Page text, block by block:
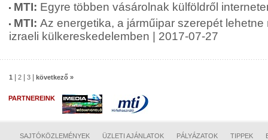
MTI: Egyre többen vásárolnak külföldről
MTI: Az energetika, a járműipar szerepét
izraeli külkereskedelemben | 2017-07-27
1 2 3 következő »
PARTNEREINK
SAJTÓKÖZLEMÉNYEK ÜZLETI AJÁNLATOK PÁLYÁZATOK TIPPEK